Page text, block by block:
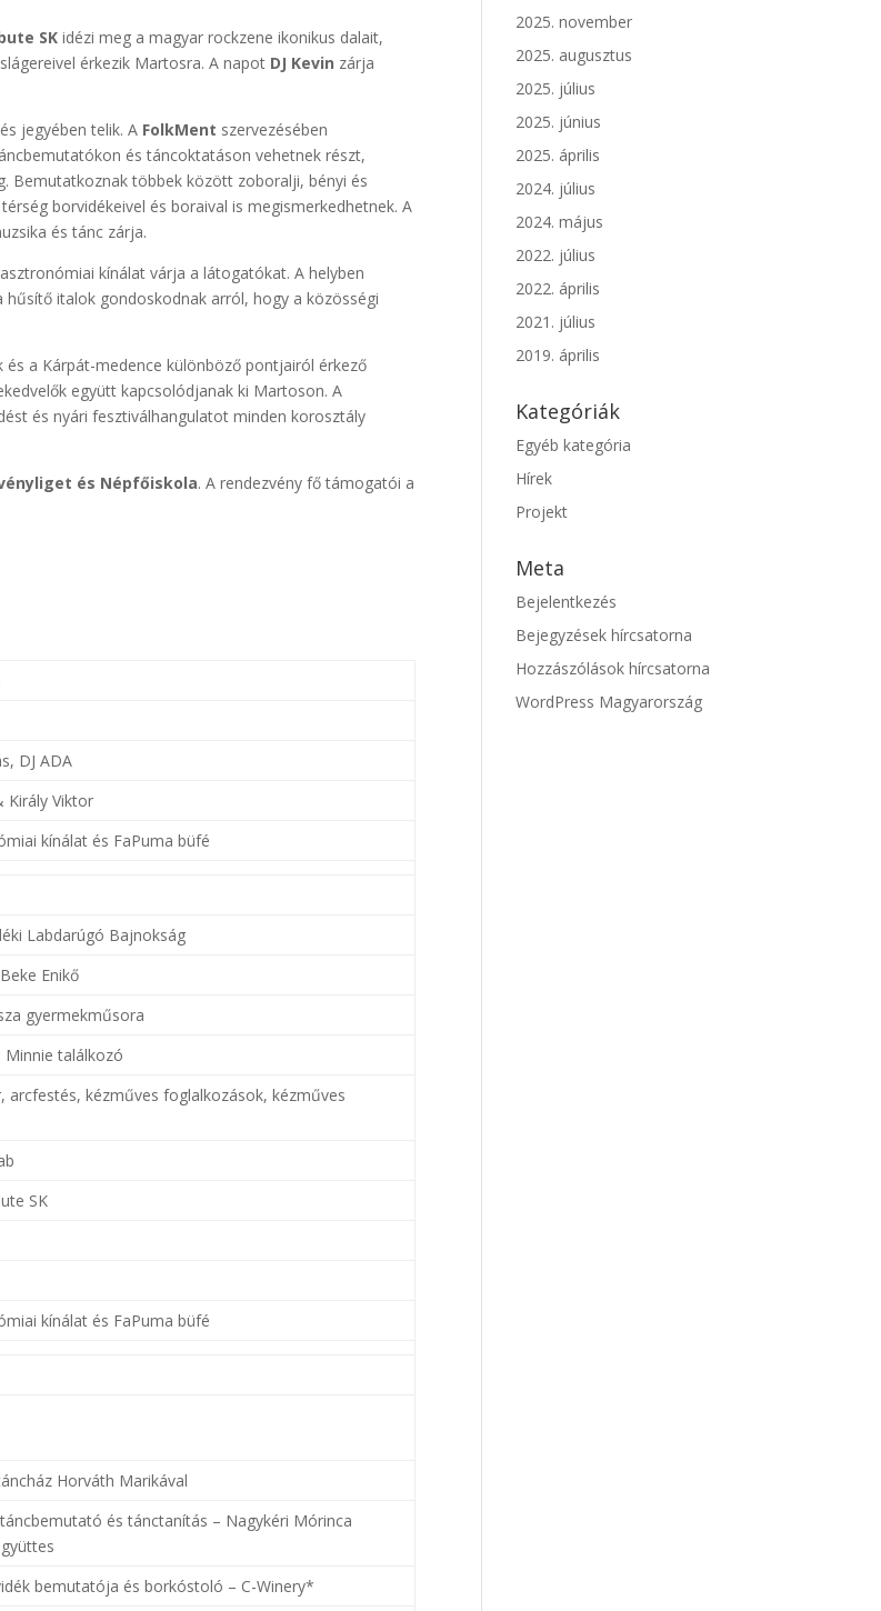
SK idézi meg a magyar rockzene ikonikus dalait,
érkezik Martosra. A napot DJ Kevin zárja
jegyében telik. A FolkMent szervezésében
és táncoktatáson vehetnek részt,
Bemutatkoznak többek között zoboralji, bényi és
borvidékeivel és boraival is megismerkedhetnek. A
és tánc zárja.
kínálat várja a látogatókat. A helyben
italok gondoskodnak arról, hogy a közösségi
a Kárpát-medence különböző pontjairól érkező
együtt kapcsolódjanak ki Martoson. A
és nyári fesztiválhangulatot minden korosztály
és Népfőiskola. A rendezvény fő támogatói a
DJ ADA
Király Viktor
kínálat és FaPuma büfé
Labdarúgó Bajnokság
Enikő
gyermekműsora
Minnie találkozó
arcfestés, kézműves foglalkozások, kézműves
SK
kínálat és FaPuma büfé
Horváth Marikával
és tánctanítás – Nagykéri Mórinca
bemutatója és borkóstoló – C-Winery*
2025. november
2025. augusztus
2025. július
2025. június
2025. április
2024. július
2024. május
2022. július
2022. április
2021. július
2019. április
Kategóriák
Egyéb kategória
Hírek
Projekt
Meta
Bejelentkezés
Bejegyzések hírcsatorna
Hozzászólások hírcsatorna
WordPress Magyarország